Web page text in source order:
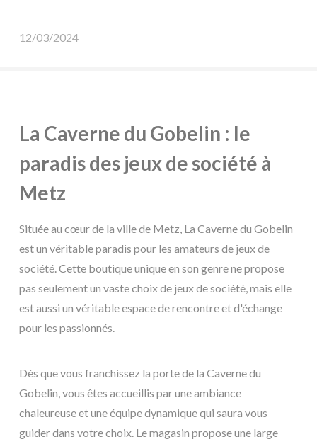
12/03/2024
La Caverne du Gobelin : le
paradis des jeux de société à
Metz
Située au cœur de la ville de Metz, La Caverne du Gobelin
est un véritable paradis pour les amateurs de jeux de
société. Cette boutique unique en son genre ne propose
pas seulement un vaste choix de jeux de société, mais elle
est aussi un véritable espace de rencontre et d'échange
pour les passionnés.
Dès que vous franchissez la porte de la Caverne du
Gobelin, vous êtes accueillis par une ambiance
chaleureuse et une équipe dynamique qui saura vous
guider dans votre choix. Le magasin propose une large